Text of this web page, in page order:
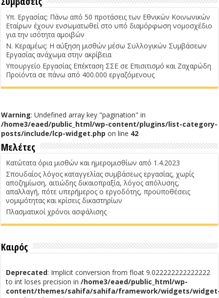
Υπ. Εργασίας: Πάνω από 50 προτάσεις των Εθνικών Κοινωνικών
Εταίρων έχουν ενσωματωθεί στο υπό διαμόρφωση νομοσχέδιο
για την ισότητα αμοιβών
Ν. Κεραμέως: Η αύξηση μισθών μέσω Συλλογικών Συμβάσεων
Εργασίας ανάχωμα στην ακρίβεια
Υπουργείο Εργασίας Επέκταση ΣΣΕ σε Επισιτισμό και Ζαχαρώδη
Προϊόντα σε πάνω από 400.000 εργαζόμενους
Warning: Undefined array key "pagination" in
/home3/eaed/public_html/wp-content/plugins/list-category-
posts/include/lcp-widget.php on line 42
Μελέτες
Κατώτατα όρια μισθών και ημερομισθίων από 1.4.2023
Σπουδαίος λόγος καταγγελίας συμβάσεως εργασίας, χωρίς
αποζημίωση, αιτιώδης δικαιοπραξία, λόγος απόλυσης,
απαλλαγή, πότε υπερήμερος ο εργοδότης, προϋποθέσεις
νομιμότητας και κρίσεις δικαστηρίων
Πλασματικοί χρόνοι ασφάλισης
Καιρός
Deprecated: Implicit conversion from float 9.022222222222222
to int loses precision in/home3/eaed/public_html/wp-
content/themes/sahifa/sahifa/framework/widgets/